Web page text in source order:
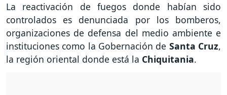
La reactivación de fuegos donde habían sido
controlados es denunciada por los bomberos,
organizaciones de defensa del medio ambiente e
instituciones como la Gobernación de Santa Cruz,
la región oriental donde está la Chiquitania.